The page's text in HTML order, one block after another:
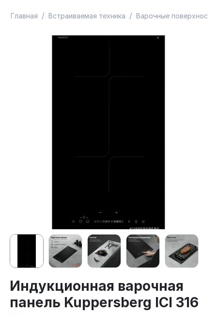
Главная / Встраиваемая техника / Варочные поверхности
Индукционная варочная
панель Kuppersberg ICI 316